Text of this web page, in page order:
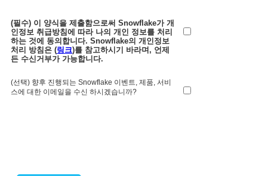
(필수) 이 양식을 제출함으로써 Snowflake가 개
인정보 취급방침에 따라 나의 개인 정보를 처리
하는 것에 동의합니다. Snowflake의 개인정보
처리 방침은 (링크)를 참고하시기 바라며, 언제
든 수신거부가 가능합니다.
(선택) 향후 진행되는 Snowflake 이벤트, 제품, 서비
스에 대한 이메일을 수신 하시겠습니까?